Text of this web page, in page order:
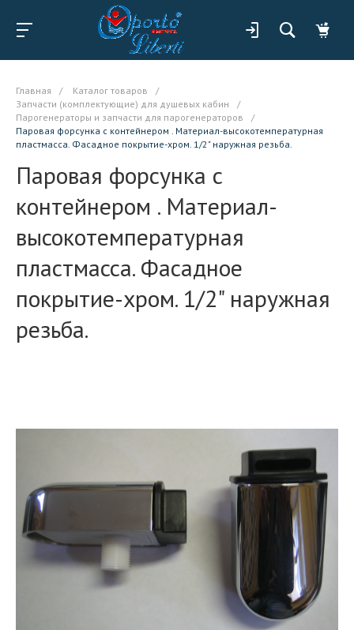
Главная / Каталог товаров
/
Запчасти (комплектующие) для душевых кабин
/
Парогенераторы и запчасти для парогенераторов
/
Паровая форсунка с контейнером . Материал-высокотемпературная
пластмасса. Фасадное покрытие-хром. 1/2" наружная резьба.
Паровая форсунка с
контейнером . Материал-
высокотемпературная
пластмасса. Фасадное
покрытие-хром. 1/2" наружная
резьба.